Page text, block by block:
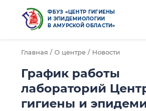
ФБУЗ «ЦЕНТР ГИГИЕНЫ
И ЭПИДЕМИОЛОГИИ
В АМУРСКОЙ ОБЛАСТИ»
Главная / О центре / Новости
График работы
лабораторий
гигиены и